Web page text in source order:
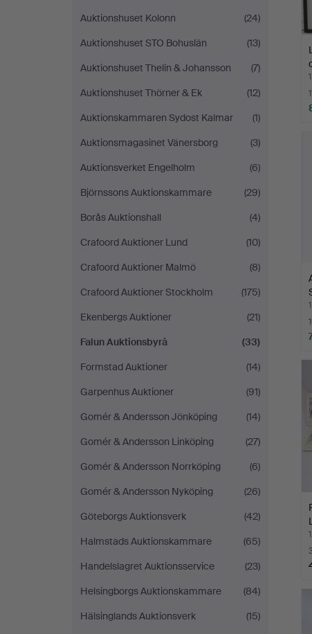
Auktionshuset Kolonn
(24)
Auktionshuset STO Bohuslän
(13)
Auktionshuset Thelin & Johansson
(7)
Auktionshuset Thörner & Ek
(12)
Auktionskammaren Sydost Kalmar
(1)
Auktionsmagasinet Vänersborg
(3)
Auktionsverket Engelholm
(6)
Björnssons Auktionskammare
(29)
Borås Auktionshall
(4)
Crafoord Auktioner Lund
(10)
Crafoord Auktioner Malmö
(8)
Crafoord Auktioner Stockholm
(175)
Ekenbergs Auktioner
(21)
Falun Auktionsbyrå
(33)
Formstad Auktioner
(14)
Garpenhus Auktioner
(91)
Gomér & Andersson Jönköping
(14)
Gomér & Andersson Linköping
(27)
Gomér & Andersson Norrköping
(6)
Gomér & Andersson Nyköping
(26)
Göteborgs Auktionsverk
(42)
Halmstads Auktionskammare
(65)
Handelslagret Auktionsservice
(23)
Helsingborgs Auktionskammare
(84)
Hälsinglands Auktionsverk
(15)